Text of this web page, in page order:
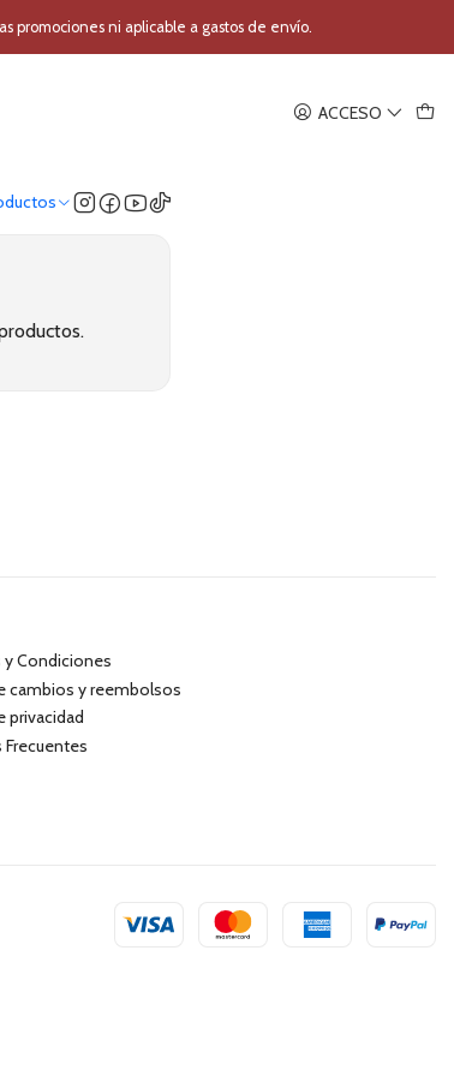
ACCESO
promociones ni aplicable a gastos de envío.
y Condiciones
cambios y reembolsos
privacidad
Frecuentes